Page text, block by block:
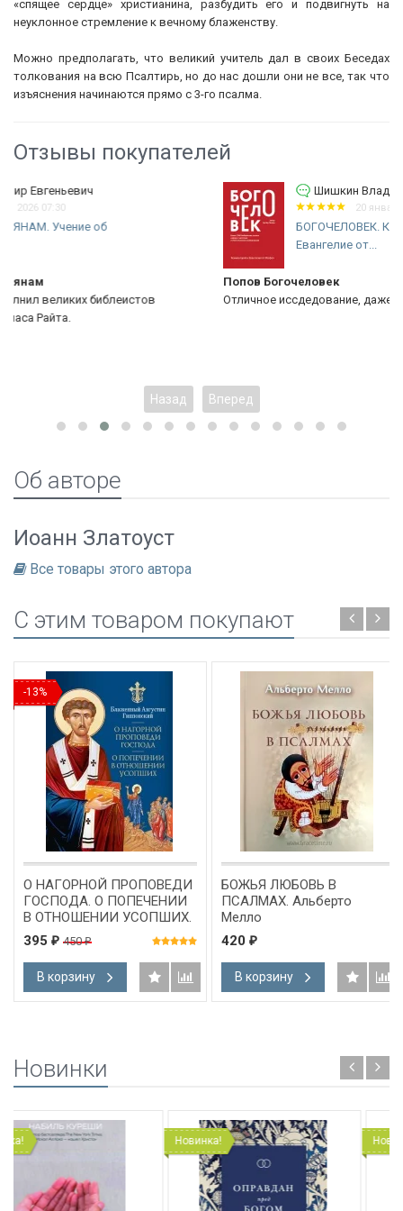
«спящее сердце» христианина, разбудить его и подвигнуть на
неуклонное стремление к вечному блаженству.
Можно предполагать, что великий учитель дал в своих Беседах
толкования на всю Псалтирь, но до нас дошли они не все, так что
изъяснения начинаются прямо с 3-го псалма.
Отзывы покупателей
Шишкин Владимир Евгеньевич
20 января 2026 09:42
БОГОЧЕЛОВЕК. Комментарий на
Отличное иссдедование, даже удивительно высокий уровень!
Назад Вперед
Об авторе
Иоанн Златоуст
Все товары этого автора
C этим товаром покупают
-13%
О НАГОРНОЙ ПРОПОВЕДИ
ГОСПОДА. О ПОПЕЧЕНИИ
В ОТНОШЕНИИ УСОПШИХ.
Блаженный Августин
395 ₽ 450₽
В корзину
БОЖЬЯ ЛЮБОВЬ В
ПСАЛМАХ. Альберто
Мелло
420 ₽
В корзину
Новинки
Новинка! Новинка!